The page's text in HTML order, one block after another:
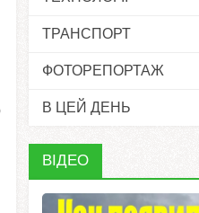
ТРАНСПОРТ
ФОТОРЕПОРТАЖ
В ЦЕЙ ДЕНЬ
ВІДЕО